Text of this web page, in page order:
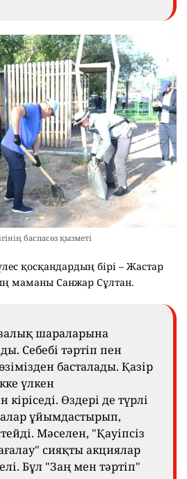
баспасөз қызметі
қосқандардың бірі – Жастар
маманы Санжар Сұлтан.
шараларына
Себебі тәртіп пен
басталады. Қазір
үлкен
Өздері де түрлі
ұйымдастырып,
Мәселен, "Қауіпсіз
сияқты акциялар
Бұл "Заң мен тәртіп"